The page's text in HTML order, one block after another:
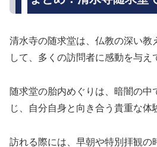
清水寺の随求堂は、仏教の深い教
して、多くの訪問者に感動を与え
随求堂の胎内めぐりは、暗闇の中
じ、自分自身と向き合う貴重な体
訪れる際には、早朝や特別拝観の